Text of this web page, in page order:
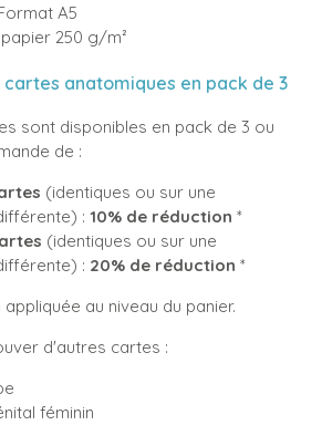
A5
250 g/m²
anatomiques en pack de 3
sont disponibles en pack de 3 ou
de :
(identiques ou sur une
: 10% de réduction *
(identiques ou sur une
: 20% de réduction *
au niveau du panier.
d'autres cartes :
féminin